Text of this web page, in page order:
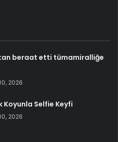
beraat etti tümamiralliğe
2026
Koyunla Selfie Keyfi
2026